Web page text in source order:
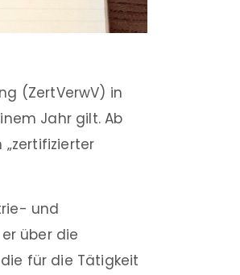
(ZertVerwV) in
Jahr gilt. Ab
und
über die
für die Tätigkeit